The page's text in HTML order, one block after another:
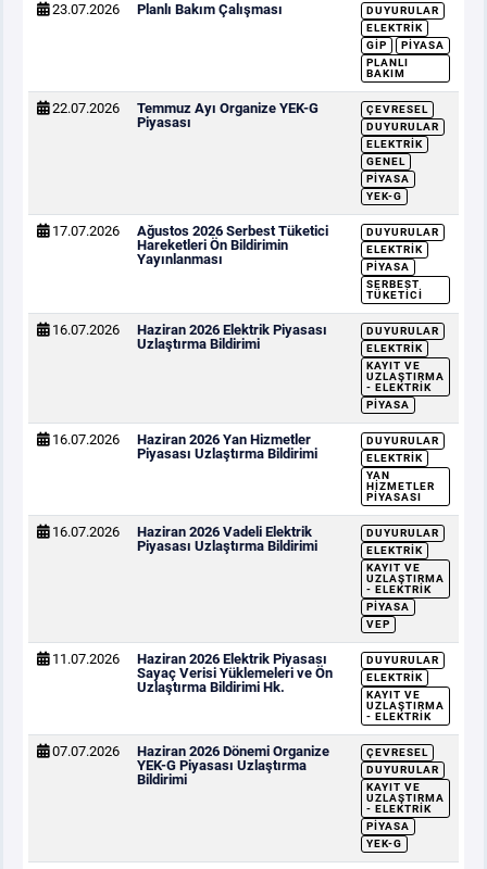
23.07.2026 Planlı Bakım Çalışması
DUYURULAR
ELEKTRIK
GİP
PIYASA
PLANLI
BAKIM
22.07.2026
Temmuz Ayı Organize YEK-G
Piyasası
ÇEVRESEL
DUYURULAR
ELEKTRIK
GENEL
PIYASA
YEK-G
17.07.2026
Ağustos 2026 Serbest Tüketici
Hareketleri Ön Bildirimin
Yayınlanması
DUYURULAR
ELEKTRIK
PIYASA
SERBEST
TÜKETICI
16.07.2026
Haziran 2026 Elektrik Piyasası
Uzlaştırma Bildirimi
DUYURULAR
ELEKTRIK
KAYIT VE
UZLAŞTIRMA
- ELEKTRIK
PIYASA
16.07.2026
Haziran 2026 Yan Hizmetler
Piyasası Uzlaştırma Bildirimi
DUYURULAR
ELEKTRIK
YAN
HIZMETLER
PIYASASI
16.07.2026
Haziran 2026 Vadeli Elektrik
Piyasası Uzlaştırma Bildirimi
DUYURULAR
ELEKTRIK
KAYIT VE
UZLAŞTIRMA
- ELEKTRIK
PIYASA
VEP
11.07.2026
Haziran 2026 Elektrik Piyasası
Sayaç Verisi Yüklemeleri ve Ön
Uzlaştırma Bildirimi Hk.
DUYURULAR
ELEKTRIK
KAYIT VE
UZLAŞTIRMA
- ELEKTRIK
07.07.2026
Haziran 2026 Dönemi Organize
YEK-G Piyasası Uzlaştırma
Bildirimi
ÇEVRESEL
DUYURULAR
KAYIT VE
UZLAŞTIRMA
- ELEKTRIK
PIYASA
YEK-G